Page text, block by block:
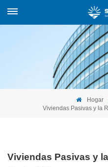
Hogar
Viviendas Pasivas y la
Viviendas Pasivas y